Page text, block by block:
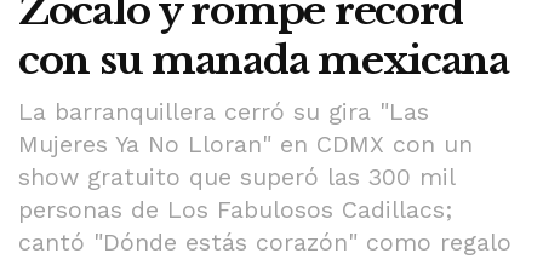
Zócalo y rompe récord
con su manada mexicana
La barranquillera cerró su gira "Las
Mujeres Ya No Lloran" en CDMX con un
show gratuito que superó las 300 mil
personas de Los Fabulosos Cadillacs;
cantó "Dónde estás corazón" como regalo